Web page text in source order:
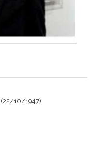
(22/10/1947)